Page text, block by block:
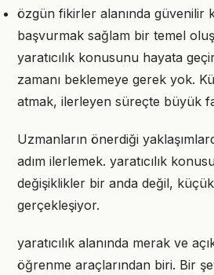
özgün fikirler alanında güvenilir
başvurmak sağlam bir temel
yaratıcılık konusunu hayata
zamanı beklemeye gerek yok.
atmak, ilerleyen süreçte büyük
Uzmanların önerdiği
adım ilerlemek. yaratıcılık
değişiklikler bir anda değil, küçük
gerçekleşiyor.
yaratıcılık alanında merak ve
öğrenme araçlarından biri. Bir